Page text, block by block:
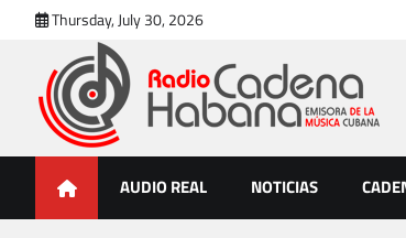
content
Thursday, July 30, 2026
Radio Cadena Habana
AUDIO REAL NOTICIAS